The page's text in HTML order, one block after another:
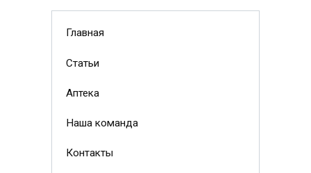
Главная
Статьи
Аптека
Наша команда
Контакты